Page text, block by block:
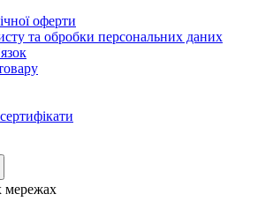
оферти
та обробки персональних даних
мережах